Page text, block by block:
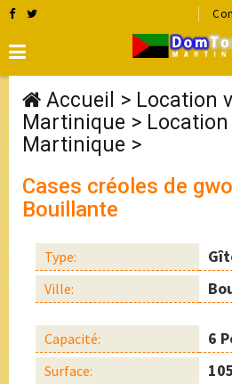
Accueil > Location
Martinique >
Martinique >
Cases créoles de
Bouillante
Type:
Ville:
Capacité: 6
Surface: